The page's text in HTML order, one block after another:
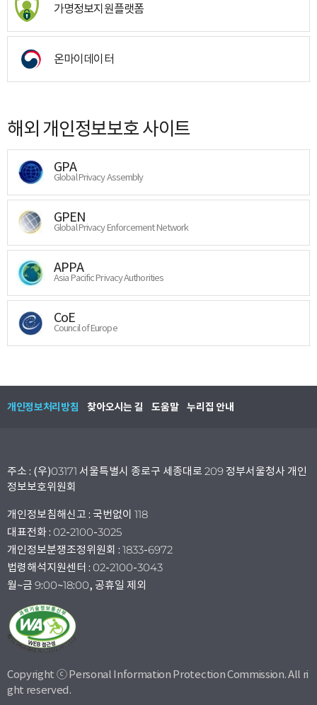
가명정보지원플랫폼
온마이데이터
해외 개인정보보호 사이트
GPA
Global Privacy Assembly
GPEN
Global Privacy Enforcement Network
APPA
Asia Pacific Privacy Authorities
CoE
Council of Europe
개인정보처리방침 찾아오시는 길 도움말 누리집 안내
주소 : (우)03171 서울특별시 종로구 세종대로 209 정부서울청사 개인
정보보호위원회
개인정보침해신고 : 국번없이 118
대표전화 : 02-2100-3025
개인정보분쟁조정위원회 : 1833-6972
법령해석지원센터 : 02-2100-3043
월~금 9:00~18:00, 공휴일 제외
Copyright ⓒ Personal Information Protection Commission. All ri
ght reserved.